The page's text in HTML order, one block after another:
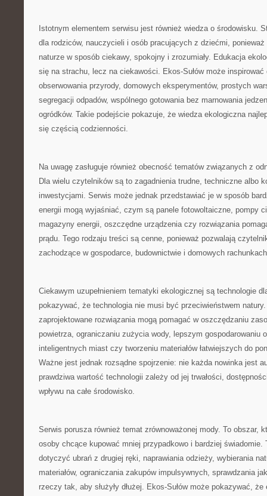
Istotnym elementem serwisu jest również wiedza o środowisku.
dla rodziców, nauczycieli i osób pracujących z dziećmi,
naturze w sposób ciekawy, spokojny i zrozumiały. Edukacja
się na strachu, lecz na ciekawości. Ekos-Sułów może inspirować
obserwowania przyrody, domowych eksperymentów, prostych
segregacji odpadów, wspólnego gotowania bez marnowania
ogródków. Takie podejście pokazuje, że wiedza ekologiczna
się częścią codzienności.
Na uwagę zasługuje również obecność tematów związanych z
Dla wielu czytelników są to zagadnienia trudne, techniczne albo
inwestycjami. Serwis może jednak przedstawiać je w sposób
energii mogą wyjaśniać, czym są panele fotowoltaiczne, pompy
magazyny energii, oszczędne urządzenia czy rozwiązania
prądu. Tego rodzaju treści są cenne, ponieważ pozwalają
zachodzące w gospodarce, budownictwie i domowych
Ciekawym uzupełnieniem tematyki ekologicznej są technologie
pokazywać, że technologia nie musi być przeciwieństwem
zaprojektowane rozwiązania mogą pomagać w oszczędzaniu
powietrza, ograniczaniu zużycia wody, lepszym gospodarowaniu
inteligentnych miast czy tworzeniu materiałów łatwiejszych do
Ważne jest jednak rozsądne spojrzenie: nie każda nowinka jest
prawdziwa wartość technologii zależy od jej trwałości,
wpływu na całe środowisko.
Serwis porusza również temat zrównoważonej mody. To obszar,
osoby chcące kupować mniej przypadkowo i bardziej świadomie.
dotyczyć ubrań z drugiej ręki, naprawiania odzieży, wybierania
materiałów, ograniczania zakupów impulsywnych, sprawdzania
rzeczy tak, aby służyły dłużej. Ekos-Sułów może pokazywać,